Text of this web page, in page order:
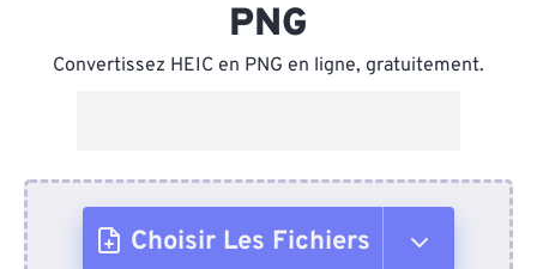
PNG
Convertissez HEIC en PNG en ligne, gratuitement.
Choisir Les Fichiers